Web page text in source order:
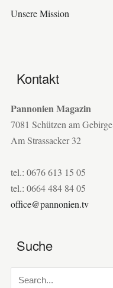
Unsere Mission
Kontakt
Pannonien Magazin
7081 Schützen am Gebirge
Am Strassacker 32
tel.: 0676 613 15 05
tel.: 0664 484 84 05
office@pannonien.tv
Suche